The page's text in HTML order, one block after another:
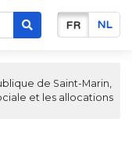
FR NL
de Saint-Marin,
et les allocations